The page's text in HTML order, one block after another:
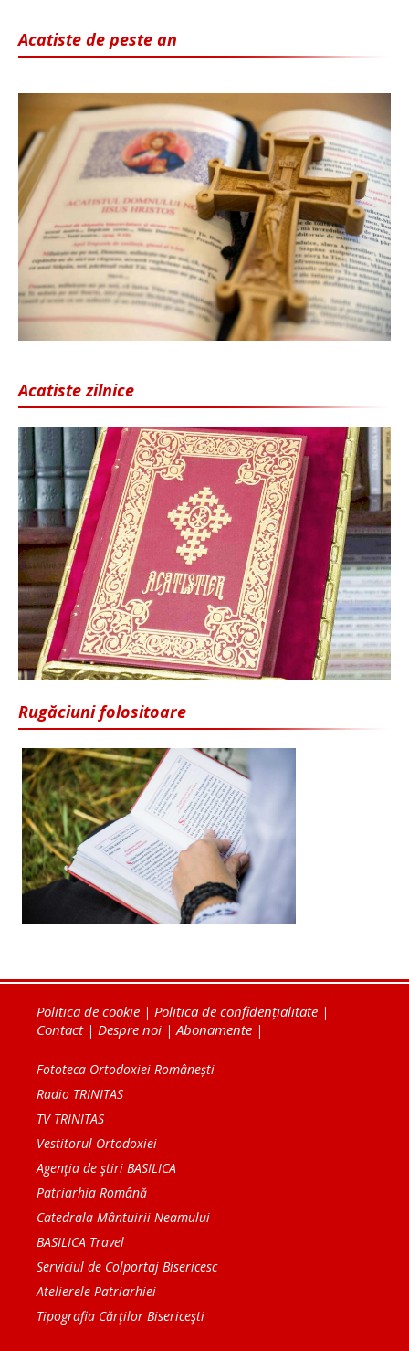
Acatiste de peste an
Acatiste zilnice
Rugăciuni folositoare
Politica de cookie | Politica de confidențialitate |
Contact| Despre noi |Abonamente |
Fototeca Ortodoxiei Românești
Radio TRINITAS
TV TRINITAS
Vestitorul Ortodoxiei
Agenţia de ştiri BASILICA
Patriarhia Română
Catedrala Mântuirii Neamului
BASILICA Travel
Serviciul de Colportaj Bisericesc
Atelierele Patriarhiei
Tipografia Cărţilor Bisericeşti